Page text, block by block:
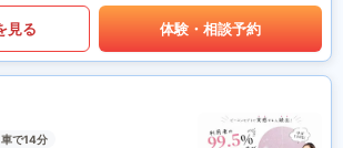
見る 体験・相談予約
で14分